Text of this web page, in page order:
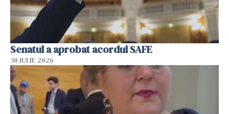
Senatul a aprobat acordul SAFE
30 IULIE 2026